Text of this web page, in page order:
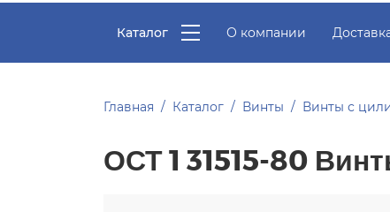
Каталог О компании
Главная Каталог Винты Винты с
ОСТ 1 31515-80